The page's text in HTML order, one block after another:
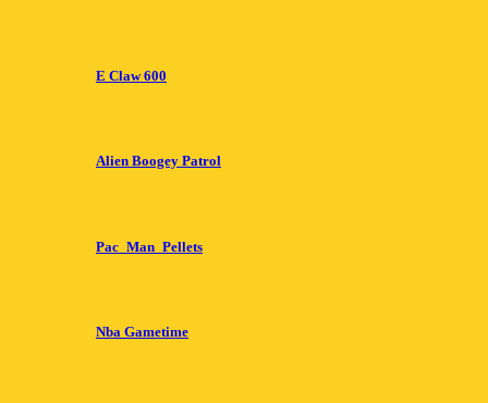
E Claw 600
Alien Boogey Patrol
Pac_Man_Pellets
Nba Gametime